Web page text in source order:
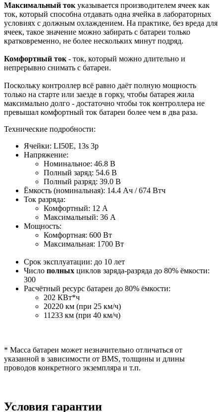
Максимальный ток указывается производителем ячеек как
ток, который способна отдавать одна ячейка в лабораторных
условиях с должным охлаждением. На практике, без вреда для
ячеек, такое значение можно забирать с батареи только
кратковременно, не более нескольких минут подряд.
Комфортный ток - ток, который можно длительно и
непрерывно снимать с батареи.
Поскольку контроллер всё равно даёт полную мощность
только на старте или заезде в горку, чтобы батарея жила
максимально долго - достаточно чтобы ток контроллера не
превышал комфортный ток батареи более чем в два раза.
Технические подробности:
Ячейки: LI50E, 13s 3p
Напряжение:
Номинальное: 46.8 В
Полный заряд: 54.6 В
Полный разряд: 39.0 В
Ёмкость (номинальная): 14.4 Ач / 674 Втч
Ток разряда:
Комфортный: 12 A
Максимальный: 36 A
Мощность:
Комфортная: 600 Вт
Максимальная: 1700 Вт
Срок эксплуатации: до 10 лет
Число полных циклов заряда-разряда до 80% ёмкости:
300
Расчётный ресурс батареи до 80% ёмкости:
202 КВт*ч
20220 км (при 25 км/ч)
11233 км (при 40 км/ч)
* Масса батареи может незначительно отличаться от
указанной в зависимости от BMS, толщины и длины
проводов конкретного экземпляра и т.п.
Условия гарантии